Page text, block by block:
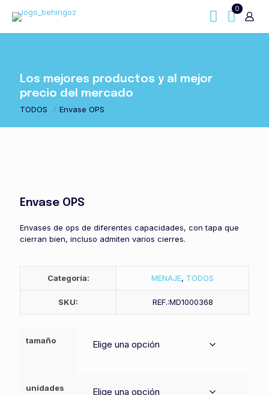
0
Los mejores productos y al mejor
precio del mercado
TODOS / Envase OPS
Envase OPS
Envases de ops de diferentes capacidades, con tapa que
cierran bien, incluso admiten varios cierres.
Categoría: MENAJE, TODOS
SKU: REF.:MD1000368
tamaño
unidades